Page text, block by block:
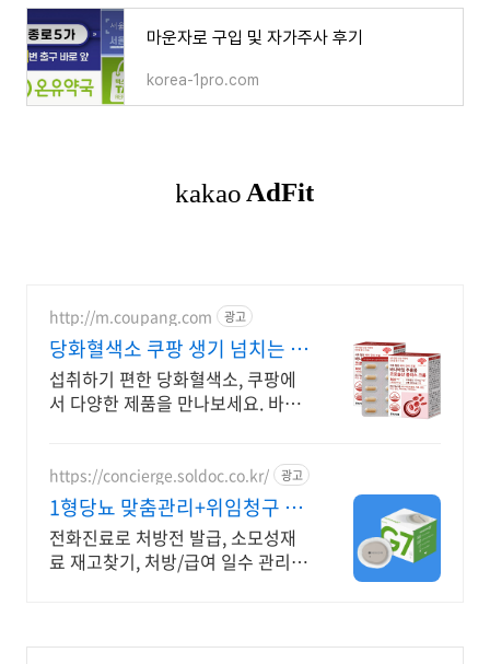
마운자로 구입 및 자가주사 후기
korea-1pro.com
http://m.coupang.com 광고
당화혈색소 쿠팡 생기 넘치는 하
루 활력을
섭취하기 편한 당화혈색소, 쿠팡에
서 다양한 제품을 만나보세요. 바쁜
https://concierge.soldoc.co.kr/ 광고
1형당뇨 맞춤관리+위임청구 복
잡한 청구 절차 ZERO
전화진료로 처방전 발급, 소모성재
료 재고찾기, 처방/급여 일수 관리